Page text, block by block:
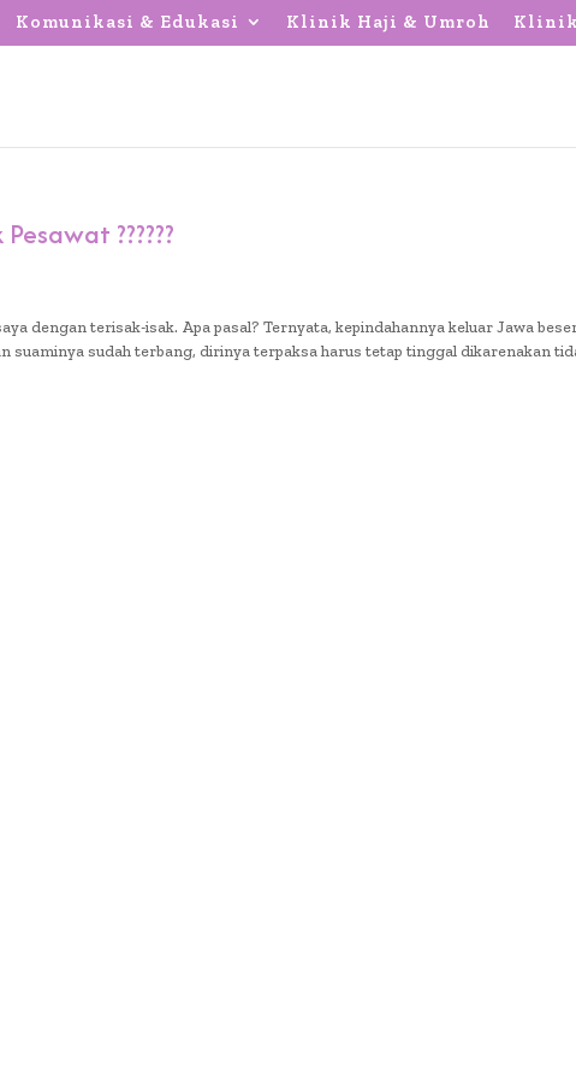
Komunikasi & Edukasi Klinik Haji & Umroh Klinik
??????
dengan terisak-isak. Apa pasal? Ternyata, kepindahannya keluar Jawa
suaminya sudah terbang, dirinya terpaksa harus tetap tinggal dikarenakan